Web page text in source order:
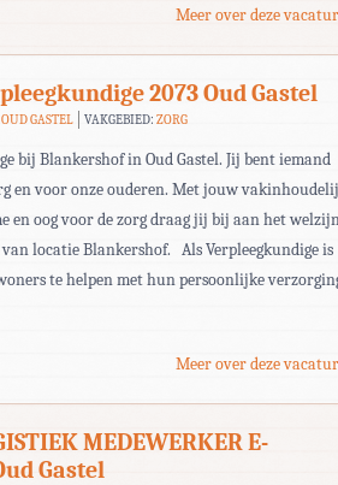
Meer over deze
2073 Oud Gastel
OUD GASTEL VAKGEBIED:ZORG
bij Blankershof in Oud Gastel. Jij bent iemand
en voor onze ouderen. Met jouw
en oog voor de zorg draag jij bij aan het
locatie Blankershof. Als Verpleegkundige is
te helpen met hun persoonlijke
Meer over deze
MEDEWERKER E-
Gastel